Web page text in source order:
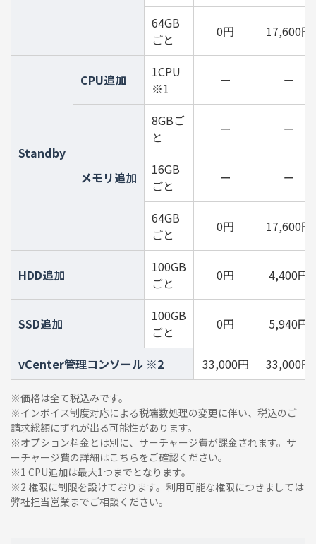
64GB
ごと
0円 17,600円
Standby
CPU追加
1CPU
※1
ー ー
メモリ追加
8GBご
と
ー ー
16GB
ごと
ー ー
64GB
ごと
0円 17,600円
HDD追加
100GB
ごと
0円 4,400円
SSD追加
100GB
ごと
0円 5,940円
vCenter管理コンソール ※2 33,000円 33,000円
※価格は全て税込みです。
※インボイス制度対応による税端数処理の変更に伴い、税込のご
請求総額にずれが出る可能性があります。
※オプション料金とは別に、サーチャージ費が課金されます。サ
ーチャージ費の詳細はこちらをご確認ください。
※1 CPU追加は最大1つまでとなります。
※2 権限に制限を設けております。利用可能な権限につきましては
弊社担当営業までご相談ください。